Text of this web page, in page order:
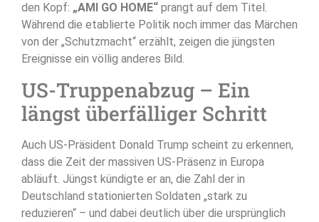
den Kopf: „AMI GO HOME“ prangt auf dem Titel.
Während die etablierte Politik noch immer das Märchen
von der „Schutzmacht“ erzählt, zeigen die jüngsten
Ereignisse ein völlig anderes Bild.
US-Truppenabzug – Ein
längst überfälliger Schritt
Auch US-Präsident Donald Trump scheint zu erkennen,
dass die Zeit der massiven US-Präsenz in Europa
abläuft. Jüngst kündigte er an, die Zahl der in
Deutschland stationierten Soldaten „stark zu
reduzieren“ – und dabei deutlich über die ursprünglich